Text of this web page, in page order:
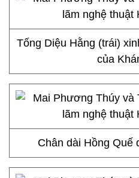
Tống Diệu Hằng (trái)
của
Chân dài Hồng Quế